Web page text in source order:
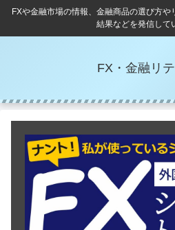
FXや金融市場の情報、金融商品の選び方
結果などを発信して
FX・金融リ